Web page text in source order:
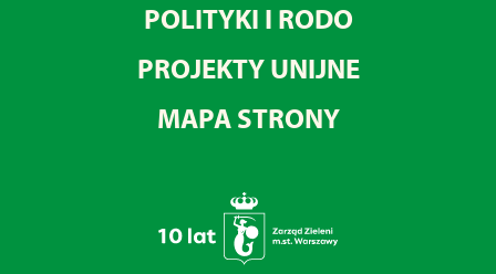
POLITYKI I RODO
PROJEKTY UNIJNE
MAPA STRONY